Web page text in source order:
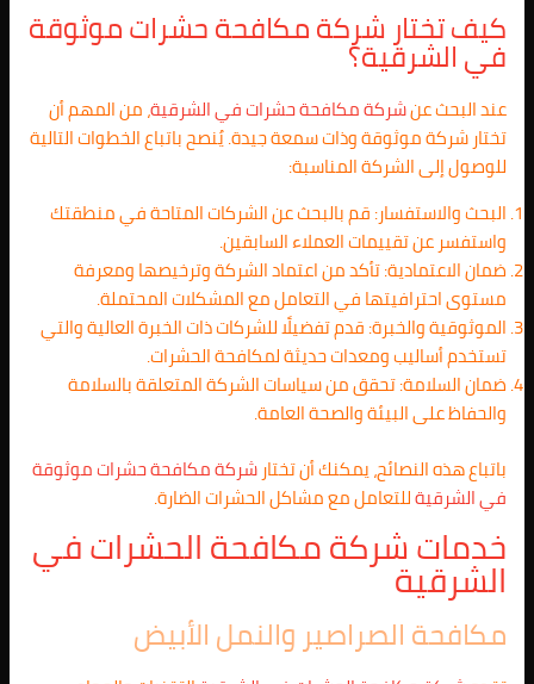
كيف تختار شركة مكافحة حشرات موثوقة
في الشرقية؟
عند البحث عنشركة مكافحة حشرات فيالشرقية، من المهم أن
تختار شركة موثوقة وذات سمعة جيدة. يُنصح باتباع الخطوات التالية
للوصول إلى الشركة المناسبة:
البحث والاستفسار: قم بالبحث عن الشركات المتاحة في منطقتك
واستفسر عن تقييمات العملاء السابقين.
ضمان الاعتمادية: تأكد من اعتماد الشركة وترخيصها ومعرفة
مستوى احترافيتها في التعامل مع المشكلات المحتملة.
الموثوقية والخبرة: قدم تفضيلًا للشركات ذات الخبرة العالية والتي
تستخدم أساليب ومعدات حديثة لمكافحة الحشرات.
ضمان السلامة: تحقق من سياسات الشركة المتعلقة بالسلامة
والحفاظ على البيئة والصحة العامة.
باتباع هذه النصائح، يمكنك أن تختارشركة مكافحة حشرات موثوقة
في الشرقيةللتعامل مع مشاكل الحشرات الضارة.
خدمات شركة مكافحة الحشرات في
الشرقية
مكافحة الصراصير والنمل الأبيض